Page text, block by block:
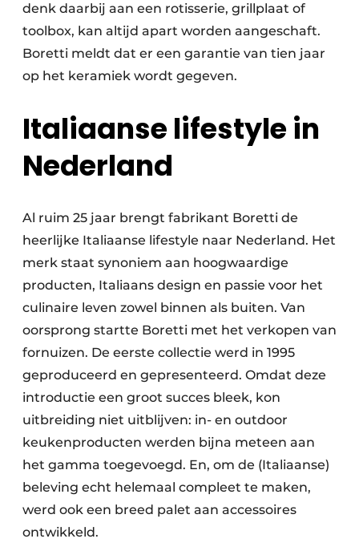
denk daarbij aan een rotisserie, grillplaat of
toolbox, kan altijd apart worden aangeschaft.
Boretti meldt dat er een garantie van tien jaar
op het keramiek wordt gegeven.
Italiaanse lifestyle in
Nederland
Al ruim 25 jaar brengt fabrikant Boretti de
heerlijke Italiaanse lifestyle naar Nederland. Het
merk staat synoniem aan hoogwaardige
producten, Italiaans design en passie voor het
culinaire leven zowel binnen als buiten. Van
oorsprong startte Boretti met het verkopen van
fornuizen. De eerste collectie werd in 1995
geproduceerd en gepresenteerd. Omdat deze
introductie een groot succes bleek, kon
uitbreiding niet uitblijven: in- en outdoor
keukenproducten werden bijna meteen aan
het gamma toegevoegd. En, om de (Italiaanse)
beleving echt helemaal compleet te maken,
werd ook een breed palet aan accessoires
ontwikkeld.